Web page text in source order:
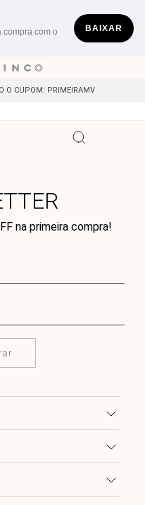
compra com o
BAIXAR
O CUPOM: PRIMEIRAMV
na primeira compra!